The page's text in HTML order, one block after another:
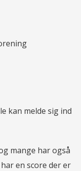
kan melde sig ind
mange har også
en score der er